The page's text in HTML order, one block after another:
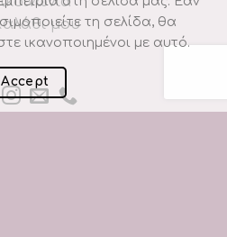
μου τη σελίδα, θα
ικανοποιημένοι με αυτό.
Accept